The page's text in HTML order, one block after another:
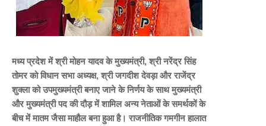
मध्य प्रदेश में श्री मोहन यादव के मुख्यमंत्री, श्री नरेंद्र सिंह
तोमर को विधान सभा अध्यक्ष, श्री जगदीश देवड़ा और राजेंद्र
शुक्ला को उपमुख्यमंत्री बनाए जाने के निर्णय के साथ मुख्यमंत्री
और मुख्यमंत्री पद की दौड़ में शामिल अन्य नेताओं के समर्थकों के
बीच में मातम जैसा माहौल बना हुआ है। राजनीतिक गमगीन हालात